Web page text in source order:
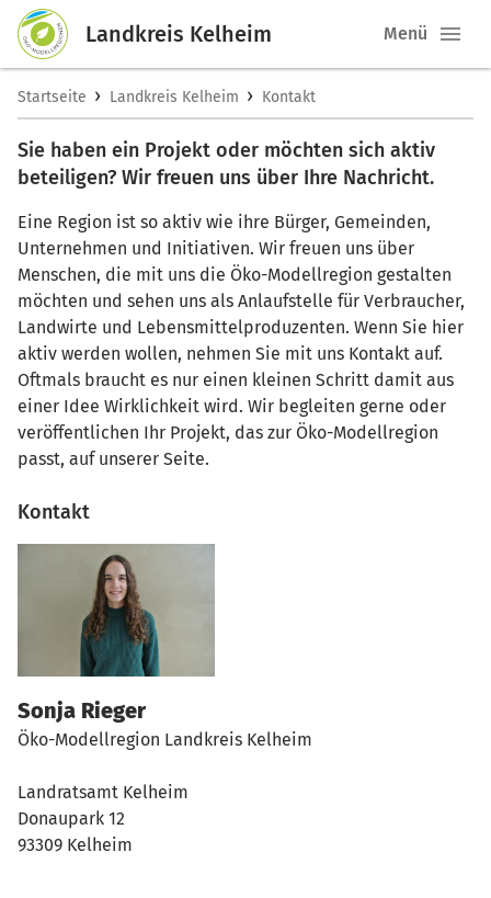
Landkreis Kelheim Menü
Startseite › Landkreis Kelheim › Kontakt
Sie haben ein Projekt oder möchten sich aktiv
beteiligen? Wir freuen uns über Ihre Nachricht.
Eine Region ist so aktiv wie ihre Bürger, Gemeinden,
Unternehmen und Initiativen. Wir freuen uns über
Menschen, die mit uns die Öko-Modellregion gestalten
möchten und sehen uns als Anlaufstelle für Verbraucher,
Landwirte und Lebensmittelproduzenten. Wenn Sie hier
aktiv werden wollen, nehmen Sie mit uns Kontakt auf.
Oftmals braucht es nur einen kleinen Schritt damit aus
einer Idee Wirklichkeit wird. Wir begleiten gerne oder
veröffentlichen Ihr Projekt, das zur Öko-Modellregion
passt, auf unserer Seite.
Kontakt
Sonja Rieger
Öko-Modellregion Landkreis Kelheim
Landratsamt Kelheim
Donaupark 12
93309 Kelheim